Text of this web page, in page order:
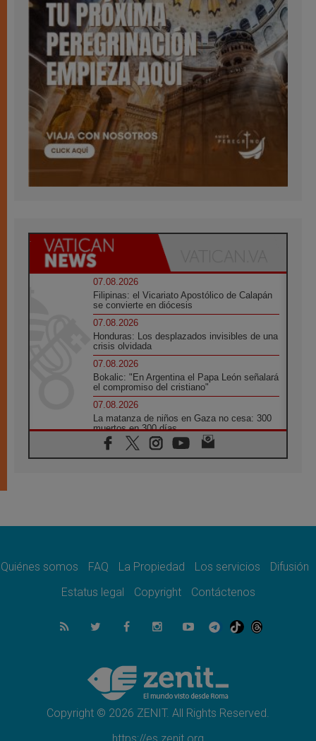
07.08.2026
Filipinas: el Vicariato Apostólico de Calapán
se convierte en diócesis
07.08.2026
Honduras: Los desplazados invisibles de una
crisis olvidada
07.08.2026
Bokalic: "En Argentina el Papa León señalará
el compromiso del cristiano"
07.08.2026
La matanza de niños en Gaza no cesa: 300
muertos en 300 días
07.08.2026
Tagle: La guerra desfigura el mundo, solo la
como misión al servicio del Evangelio
SIGNIS 2026, dar voz a las religiosas en el
espacio público
07.08.2026
Lanzan un proyecto de empoderamiento
Programa oficial del Viaje Apostólico del
Papa León XIV a Francia
Quiénes somos FAQ La Propiedad Los servicios
Difusión
Estatus legal
Copyright Contáctenos
Copyright © 2026 ZENIT. All Rights Reserved.